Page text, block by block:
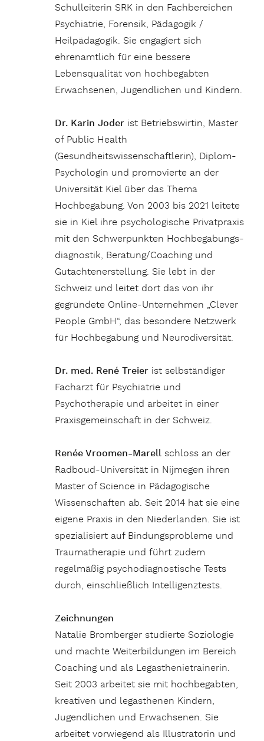
Schulleiterin SRK in den Fachbereichen
Psychiatrie, Forensik, Pädagogik /
Heilpädagogik. Sie engagiert sich
ehrenamtlich für eine bessere
Lebensqualität von hochbegabten
Erwachsenen, Jugendlichen und Kindern.
Dr. Karin Joder ist Betriebswirtin, Master
of Public Health
(Gesundheitswissenschaftlerin), Diplom-
Psychologin und promovierte an der
Universität Kiel über das Thema
Hochbegabung. Von 2003 bis 2021 leitete
sie in Kiel ihre psychologische Privatpraxis
mit den Schwerpunkten Hochbegabungs-
diagnostik, Beratung/Coaching und
Gutachtenerstellung. Sie lebt in der
Schweiz und leitet dort das von ihr
gegründete Online-Unternehmen „Clever
People GmbH“, das besondere Netzwerk
für Hochbegabung und Neurodiversität.
Dr. med. René Treier ist selbständiger
Facharzt für Psychiatrie und
Psychotherapie und arbeitet in einer
Praxisgemeinschaft in der Schweiz.
Renée Vroomen-Marell schloss an der
Radboud-Universität in Nijmegen ihren
Master of Science in Pädagogische
Wissenschaften ab. Seit 2014 hat sie eine
eigene Praxis in den Niederlanden. Sie ist
spezialisiert auf Bindungsprobleme und
Traumatherapie und führt zudem
regelmäßig psychodiagnostische Tests
durch, einschließlich Intelligenztests.
Zeichnungen
Natalie Bromberger studierte Soziologie
und machte Weiterbildungen im Bereich
Coaching und als Legasthenietrainerin.
Seit 2003 arbeitet sie mit hochbegabten,
kreativen und legasthenen Kindern,
Jugendlichen und Erwachsenen. Sie
arbeitet vorwiegend als Illustratorin und